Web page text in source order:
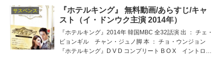
サスペンス
『ホテルキング』 無料動画/あらすじ/キャ
スト（イ・ドンウク主演 2014年）
『ホテルキング』2014年 韓国MBC 全32話演 出 ： チェ・
ビョンギル チャン・ジュノ脚 本 ： チョ・ウンジョン
『ホテルキング』D V D コンプリート B O X イントロダ